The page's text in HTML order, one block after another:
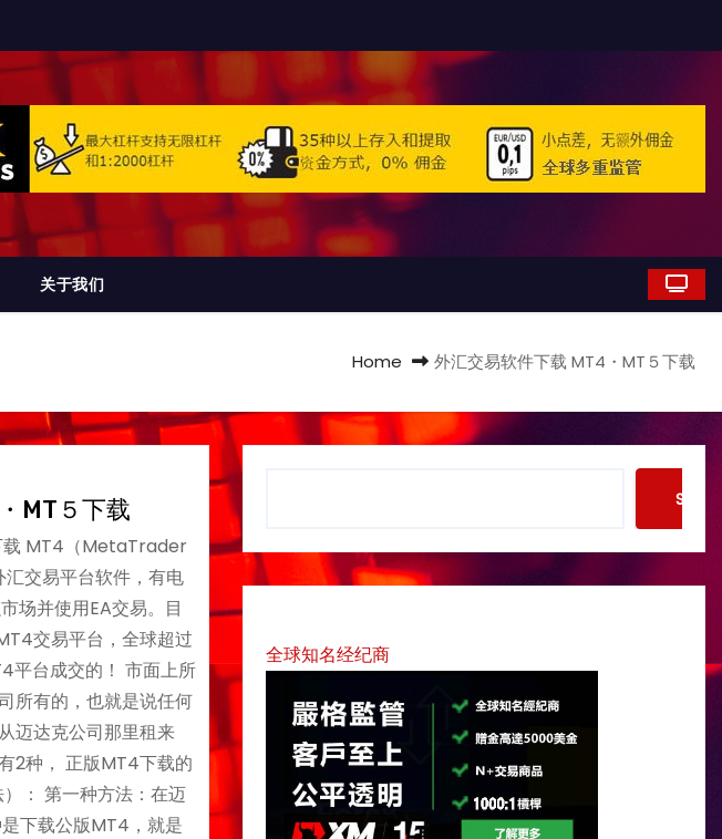
关于我们
Home 外汇交易软件下载 MT4・MT５下载
MT５下载
载 MT4（MetaTrader
交易平台软件，有电
场并使用EA交易。目
交易平台，全球超过
平台成交的！ 市面上所
所有的，也就是说任何
迈达克公司那里租来
2种， 正版MT4下载的
： 第一种方法：在迈
下载公版MT4，就是
r
c
全球知名经纪商